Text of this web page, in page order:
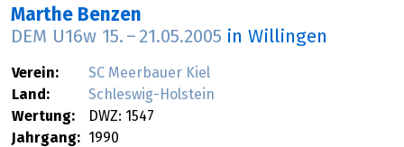
Marthe Benzen
DEM U16w 15. – 21.05.2005 in Willingen
Verein:
SC Meerbauer Kiel
Land:
Schleswig-Holstein
Wertung:
DWZ: 1547
Jahrgang:
1990